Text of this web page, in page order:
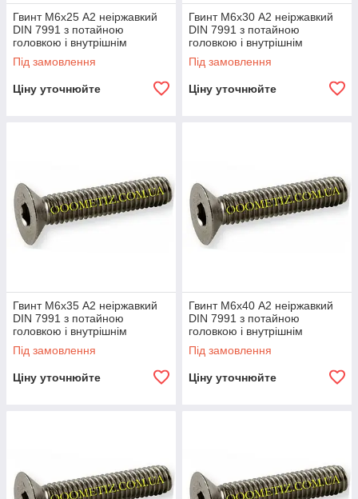
Гвинт М6х25 А2 неіржавкий
DIN 7991 з потайною
головкою і внутрішнім
шестигранником
Під замовлення
Ціну уточнюйте
Гвинт М6х30 А2 неіржавкий
DIN 7991 з потайною
головкою і внутрішнім
шестигранником
Під замовлення
Ціну уточнюйте
Гвинт М6х35 А2 неіржавкий
DIN 7991 з потайною
головкою і внутрішнім
шестигранником
Під замовлення
Ціну уточнюйте
Гвинт М6х40 А2 неіржавкий
DIN 7991 з потайною
головкою і внутрішнім
шестигранником
Під замовлення
Ціну уточнюйте